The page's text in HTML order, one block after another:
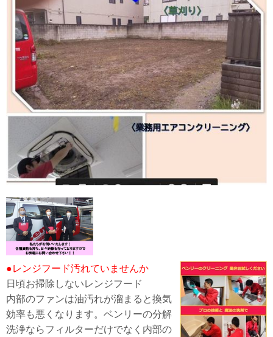
●レンジフード汚れていませんか
日頃お掃除しないレンジフード
内部のファンは油汚れが溜まると換気
効率も悪くなります。ベンリーの分解
洗浄ならフィルターだけでなく内部の